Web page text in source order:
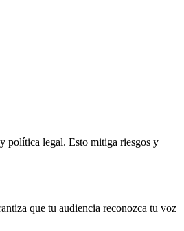
política legal. Esto mitiga riesgos y
que tu audiencia reconozca tu voz